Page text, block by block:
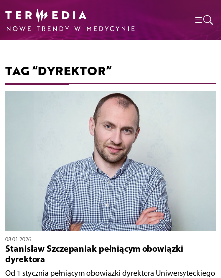
TAG “DYREKTOR”
08.01.2026
Stanisław Szczepaniak pełniącym obowiązki
dyrektora
Od 1 stycznia pełniącym obowiązki dyrektora Uniwersyteckiego